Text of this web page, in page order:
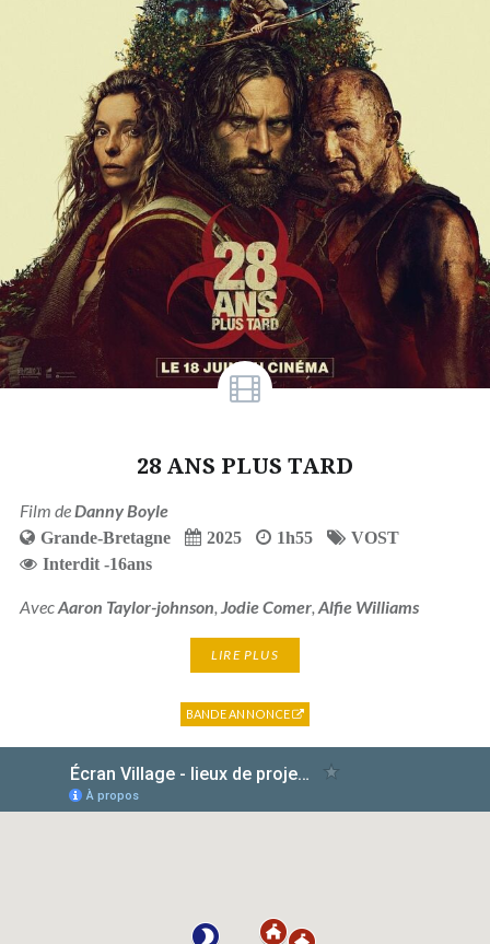
28 ANS PLUS TARD
Film de Danny Boyle
Grande-Bretagne 2025 1h55
VOST
Interdit -16ans
AvecAaron Taylor-johnson Jodie Comer, Alfie Williams
LIRE PLUS
BANDE ANNONCE